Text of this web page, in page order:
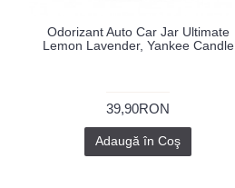
Odorizant Auto Car Jar Ultimate
Lemon Lavender, Yankee Candle
39,90RON
Adaugă în Coş